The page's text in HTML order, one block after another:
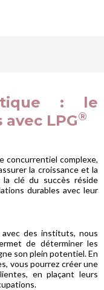
: le
LPG®
concurrentiel complexe,
la croissance et la
clé du succès réside
durables avec leur
des instituts, nous
de déterminer les
son plein potentiel. En
vous pourrez créer une
en plaçant leurs